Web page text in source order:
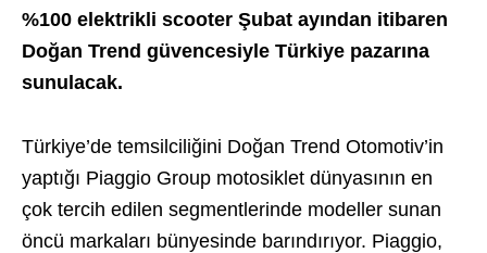
%100 elektrikli scooter Şubat ayından itibaren
Doğan Trend güvencesiyle Türkiye pazarına
sunulacak.
Türkiye’de temsilciliğini Doğan Trend Otomotiv’in
yaptığı Piaggio Group motosiklet dünyasının en
çok tercih edilen segmentlerinde modeller sunan
öncü markaları bünyesinde barındırıyor. Piaggio,